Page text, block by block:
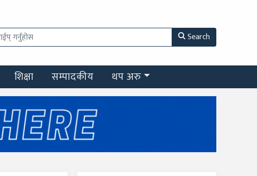
Search
शिक्षा सम्पादकीय थप अरु